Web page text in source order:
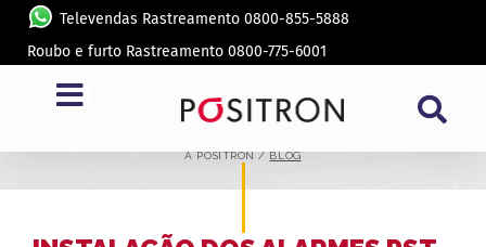
Televendas Rastreamento 0800-855-5888
Roubo e furto Rastreamento 0800-775-6001
BLOG
A PÓSITRON /BLOG